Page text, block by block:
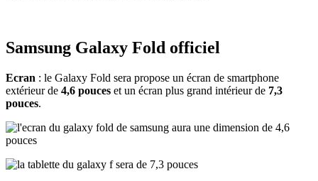
Samsung Galaxy Fold officiel
Ecran : le Galaxy Fold sera propose un écran de smartphone
extérieur de 4,6 pouces et un écran plus grand intérieur de 7,3
pouces.